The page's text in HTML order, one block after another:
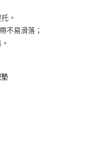
中國信託商業銀行
需儲值。
可結帳。
。
後，將跳轉至「AFTEE先享後付」
箱包裝寄出
運費
。
不易滑落；